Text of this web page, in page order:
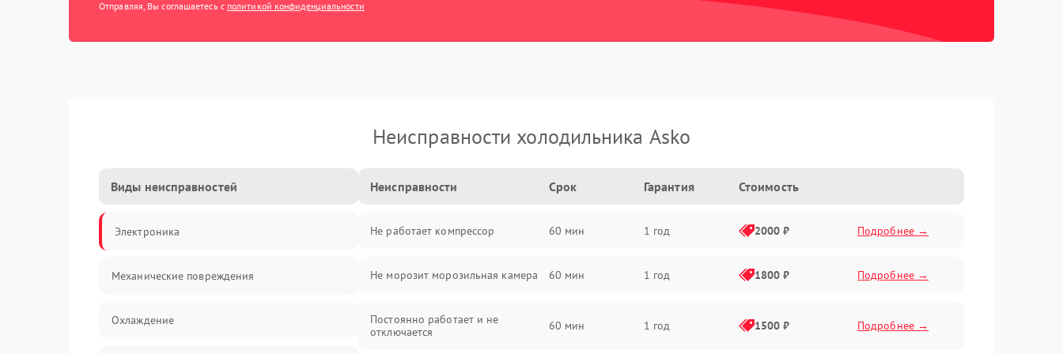
Отправляя, Вы соглашаетесь с политикой конфиденциальности
Неисправности холодильника Asko
Виды неисправностей
Электроника
Механические повреждения
Охлаждение
Неисправности Срок Гарантия Стоимость
Не работает компрессор 60 мин 1 год 2000 ₽ Подробнее →
Не морозит морозильная камера 60 мин 1 год 1800 ₽ Подробнее →
Постоянно работает и не
отключается
60 мин 1 год 1500 ₽ Подробнее →